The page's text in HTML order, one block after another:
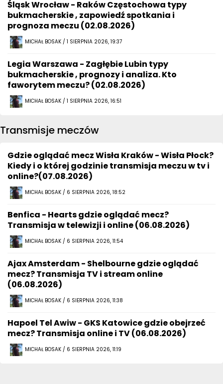
Śląsk Wrocław - Raków Częstochowa typy
bukmacherskie , zapowiedź spotkania i
prognoza meczu (02.08.2026)
MICHAŁ BOSAK / 1 SIERPNIA 2026, 19:37
Legia Warszawa - Zagłębie Lubin typy
bukmacherskie , prognozy i analiza. Kto
faworytem meczu? (02.08.2026)
MICHAŁ BOSAK / 1 SIERPNIA 2026, 16:51
Transmisje meczów
Gdzie oglądać mecz Wisła Kraków - Wisła Płock?
Kiedy i o której godzinie transmisja meczu w tv i
online?(07.08.2026)
MICHAŁ BOSAK / 6 SIERPNIA 2026, 18:52
Benfica - Hearts gdzie oglądać mecz?
Transmisja w telewizji i online (06.08.2026)
MICHAŁ BOSAK / 6 SIERPNIA 2026, 11:54
Ajax Amsterdam - Shelbourne gdzie oglądać
mecz? Transmisja TV i stream online
(06.08.2026)
MICHAŁ BOSAK / 6 SIERPNIA 2026, 11:38
Hapoel Tel Awiw - GKS Katowice gdzie obejrzeć
mecz? Transmisja online i TV (06.08.2026)
MICHAŁ BOSAK / 6 SIERPNIA 2026, 11:19